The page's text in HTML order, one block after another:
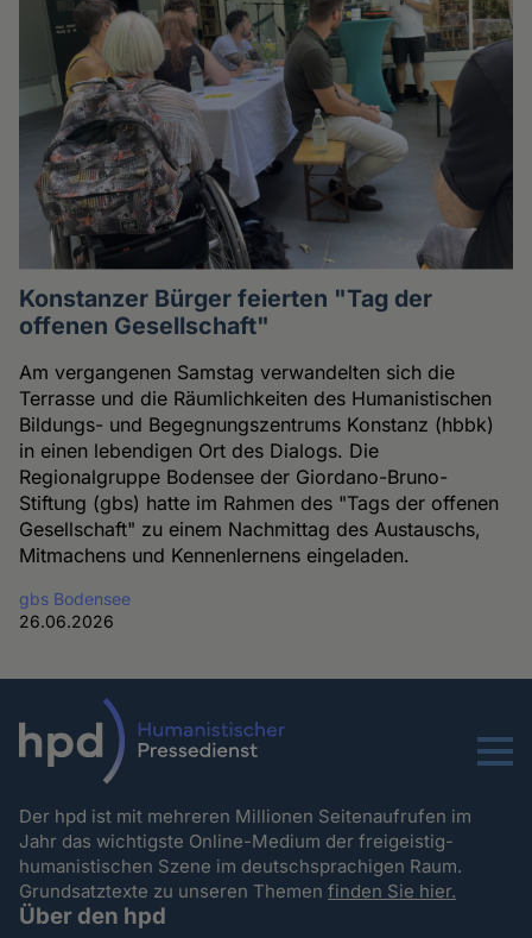
Konstanzer Bürger feierten "Tag der
offenen Gesellschaft"
Am vergangenen Samstag verwandelten sich die
Terrasse und die Räumlichkeiten des Humanistischen
Bildungs- und Begegnungszentrums Konstanz (hbbk)
in einen lebendigen Ort des Dialogs. Die
Regionalgruppe Bodensee der Giordano-Bruno-
Stiftung (gbs) hatte im Rahmen des "Tags der offenen
Gesellschaft" zu einem Nachmittag des Austauschs,
Mitmachens und Kennenlernens eingeladen.
gbs Bodensee
26.06.2026
Menu
Der hpd ist mit mehreren Millionen Seitenaufrufen im
Jahr das wichtigste Online-Medium der freigeistig-
humanistischen Szene im deutschsprachigen Raum.
Grundsatztexte zu unseren Themenfinden Sie hier.
Über den hpd